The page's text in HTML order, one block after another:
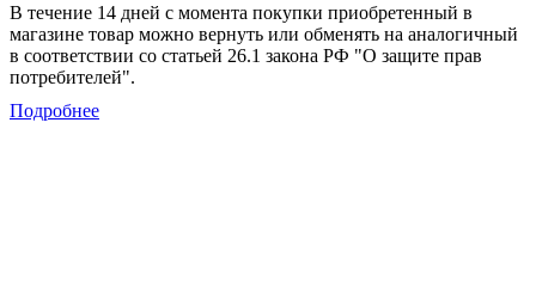
В течение 14 дней с момента покупки приобретенный в
магазине товар можно вернуть или обменять на аналогичный
в соответствии со статьей 26.1 закона РФ "О защите прав
потребителей".
Подробнее